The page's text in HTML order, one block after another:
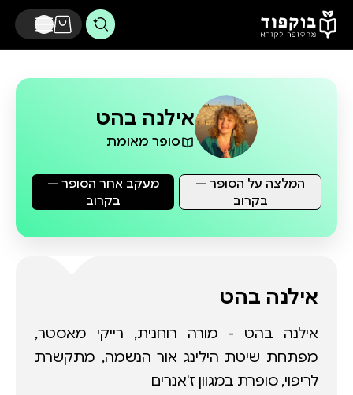
דלג לתוכן הראשי
אילנה בהט
סופר מאומת
מעקב אחר הסופר —
בקרוב
המלצה על הסופר —
בקרוב
אילנה בהט
אילנה בהט - מורה רוחנית, רייקי מאסטר,
מפתחת שיטת הילינג אור הנשמה, מתקשרת